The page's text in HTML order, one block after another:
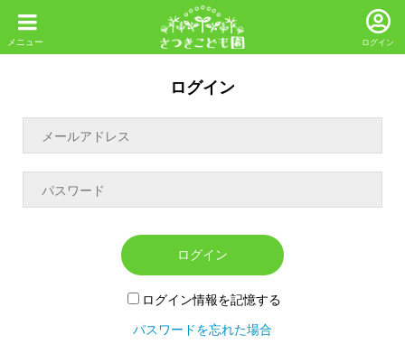
ログイン
ログイン
ログイン
ログイン情報を記憶する
パスワードを忘れた場合